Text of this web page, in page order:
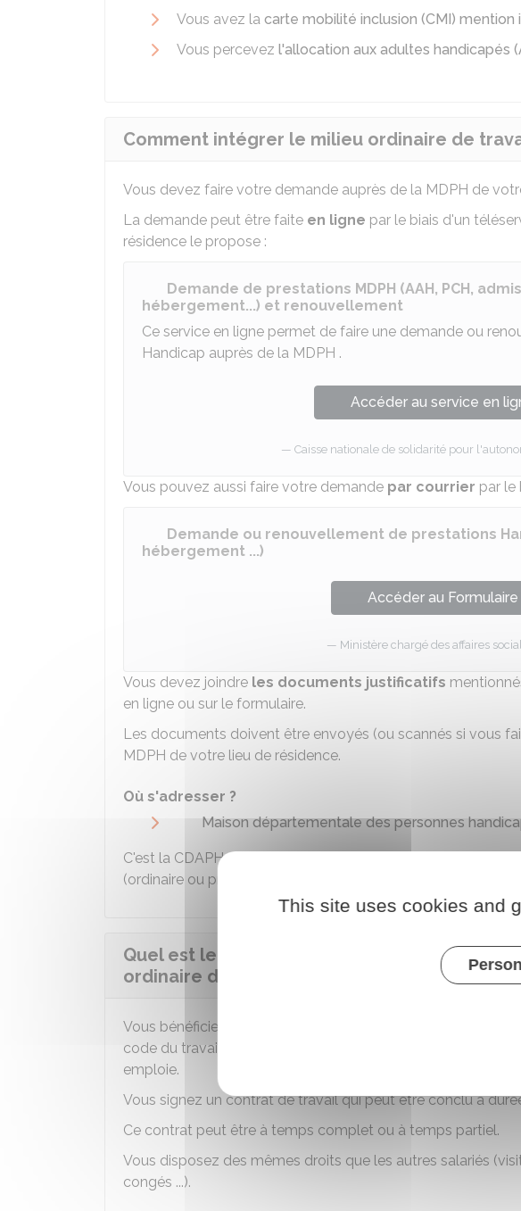
Vous avez la carte mobilité inclusion (CMI) mention
Vous percevez l'allocation aux adultes handicapés
Comment intégrer le milieu ordinaire de
Vous devez faire votre demande auprès de la MDPH de
La demande peut être faite en ligne par le biais d'un
résidence le propose :
Demande de prestations MDPH (AAH, PCH,
hébergement...) et renouvellement
Ce service en ligne permet de faire une demande ou
Handicap auprès de la MDPH .
Accéder au service en
Caisse nationale de solidarité pour
Vous pouvez aussi faire votre demande par courrier par le
Demande ou renouvellement de prestations
hébergement ...)
Accéder au Formulaire
Ministère chargé des affaires
Vous devez joindre les documents justificatifs
en ligne ou sur le formulaire.
Les documents doivent être envoyés (ou scannés si vous
MDPH de votre lieu de résidence.
Où s'adresser ?
Maison départementale des personnes
C'est la CDAPHqui décide par la suite de vous orienter vers
(ordinaire ou protégé) en fonction de vos capacités et de vos
Quel est le statut d'un travailleur handicapé
ordinaire de travail ?
Vous bénéficiez du
. Par conséquent,
code du travail et de la
emploie.
Vous signez un contrat de travail qui peut être conclu à
Ce contrat peut être à temps complet ou à temps partiel.
Vous disposez des mêmes droits que les autres salariés
congés ...).
This site uses cookies and